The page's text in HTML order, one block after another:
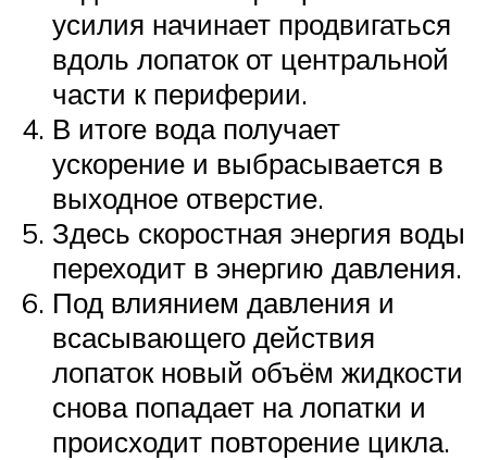
усилия начинает продвигаться
вдоль лопаток от центральной
части к периферии.
В итоге вода получает
ускорение и выбрасывается в
выходное отверстие.
Здесь скоростная энергия воды
переходит в энергию давления.
Под влиянием давления и
всасывающего действия
лопаток новый объём жидкости
снова попадает на лопатки и
происходит повторение цикла.